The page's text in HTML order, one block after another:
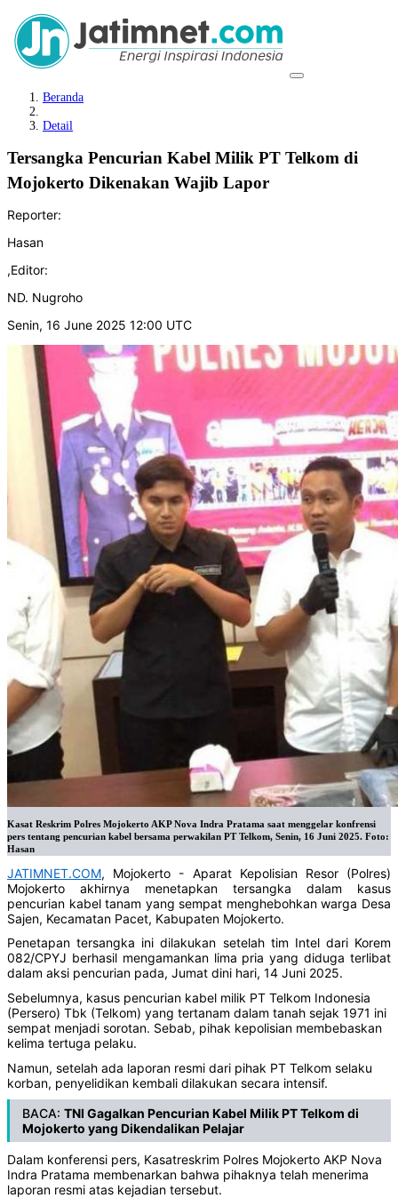
Beranda
Detail
Tersangka Pencurian Kabel Milik PT Telkom di
Mojokerto Dikenakan Wajib Lapor
Reporter:
Hasan
,Editor:
ND. Nugroho
Senin, 16 June 2025 12:00 UTC
Kasat Reskrim Polres Mojokerto AKP Nova Indra Pratama saat menggelar konfrensi
pers tentang pencurian kabel bersama perwakilan PT Telkom, Senin, 16 Juni 2025. Foto:
Hasan
JATIMNET.COM, Mojokerto - Aparat Kepolisian Resor (Polres)
Mojokerto akhirnya menetapkan tersangka dalam kasus
pencurian kabel tanam yang sempat menghebohkan warga Desa
Sajen, Kecamatan Pacet, Kabupaten Mojokerto.
Penetapan tersangka ini dilakukan setelah tim Intel dari Korem
082/CPYJ berhasil mengamankan lima pria yang diduga terlibat
dalam aksi pencurian pada, Jumat dini hari, 14 Juni 2025.
Sebelumnya, kasus pencurian kabel milik PT Telkom Indonesia
(Persero) Tbk (Telkom) yang tertanam dalam tanah sejak 1971 ini
sempat menjadi sorotan. Sebab, pihak kepolisian membebaskan
kelima tertuga pelaku.
Namun, setelah ada laporan resmi dari pihak PT Telkom selaku
korban, penyelidikan kembali dilakukan secara intensif.
BACA: TNI Gagalkan Pencurian Kabel Milik PT Telkom di
Mojokerto yang Dikendalikan Pelajar
Dalam konferensi pers, Kasatreskrim Polres Mojokerto AKP Nova
Indra Pratama membenarkan bahwa pihaknya telah menerima
laporan resmi atas kejadian tersebut.